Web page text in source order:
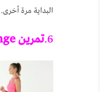
البداية مرة أخرى.
6. تمرين Sliding Lunge